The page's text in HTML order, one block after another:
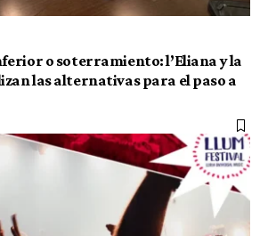
o soterramiento: l’Eliana y la
las alternativas para el paso a